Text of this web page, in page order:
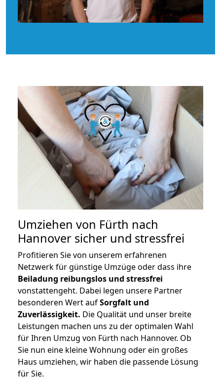
Umziehen von Fürth nach
Hannover sicher und stressfrei
Profitieren Sie von unserem erfahrenen
Netzwerk für günstige Umzüge oder dass ihre
Beiladung reibungslos und stressfrei
vonstattengeht. Dabei legen unsere Partner
besonderen Wert aufSorgfalt und
Zuverlässigkeit. Die Qualität und unser breite
Leistungen machen uns zu der optimalen Wahl
für Ihren Umzug von Fürth nach Hannover. Ob
Sie nun eine kleine Wohnung oder ein großes
Haus umziehen, wir haben die passende Lösung
für Sie.